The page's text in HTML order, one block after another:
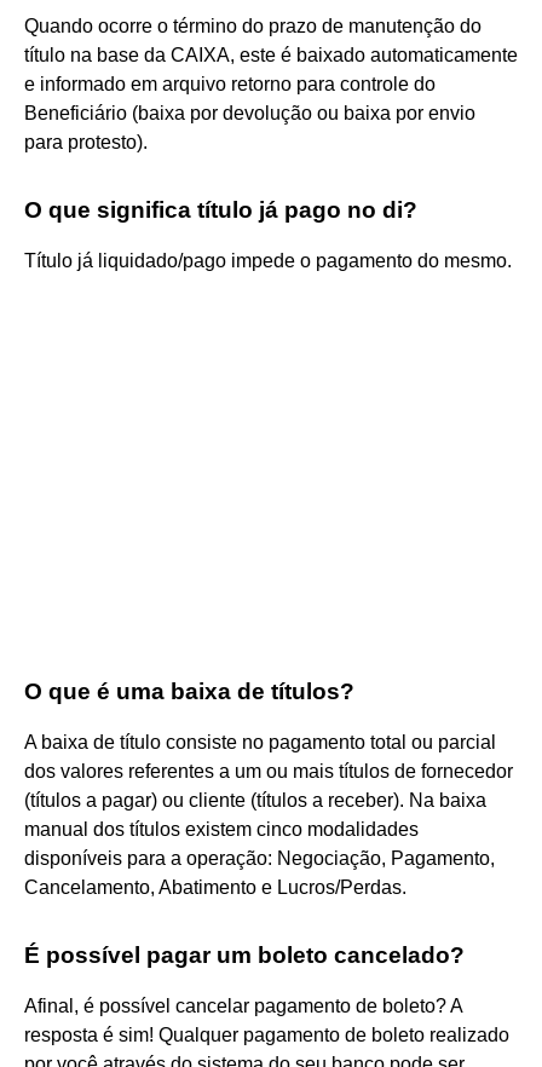
Quando ocorre o término do prazo de manutenção do
título na base da CAIXA, este é baixado automaticamente
e informado em arquivo retorno para controle do
Beneficiário (baixa por devolução ou baixa por envio
para protesto).
O que significa título já pago no di?
Título já liquidado/pago impede o pagamento do mesmo.
O que é uma baixa de títulos?
A baixa de título consiste no pagamento total ou parcial
dos valores referentes a um ou mais títulos de fornecedor
(títulos a pagar) ou cliente (títulos a receber). Na baixa
manual dos títulos existem cinco modalidades
disponíveis para a operação: Negociação, Pagamento,
Cancelamento, Abatimento e Lucros/Perdas.
É possível pagar um boleto cancelado?
Afinal, é possível cancelar pagamento de boleto? A
resposta é sim! Qualquer pagamento de boleto realizado